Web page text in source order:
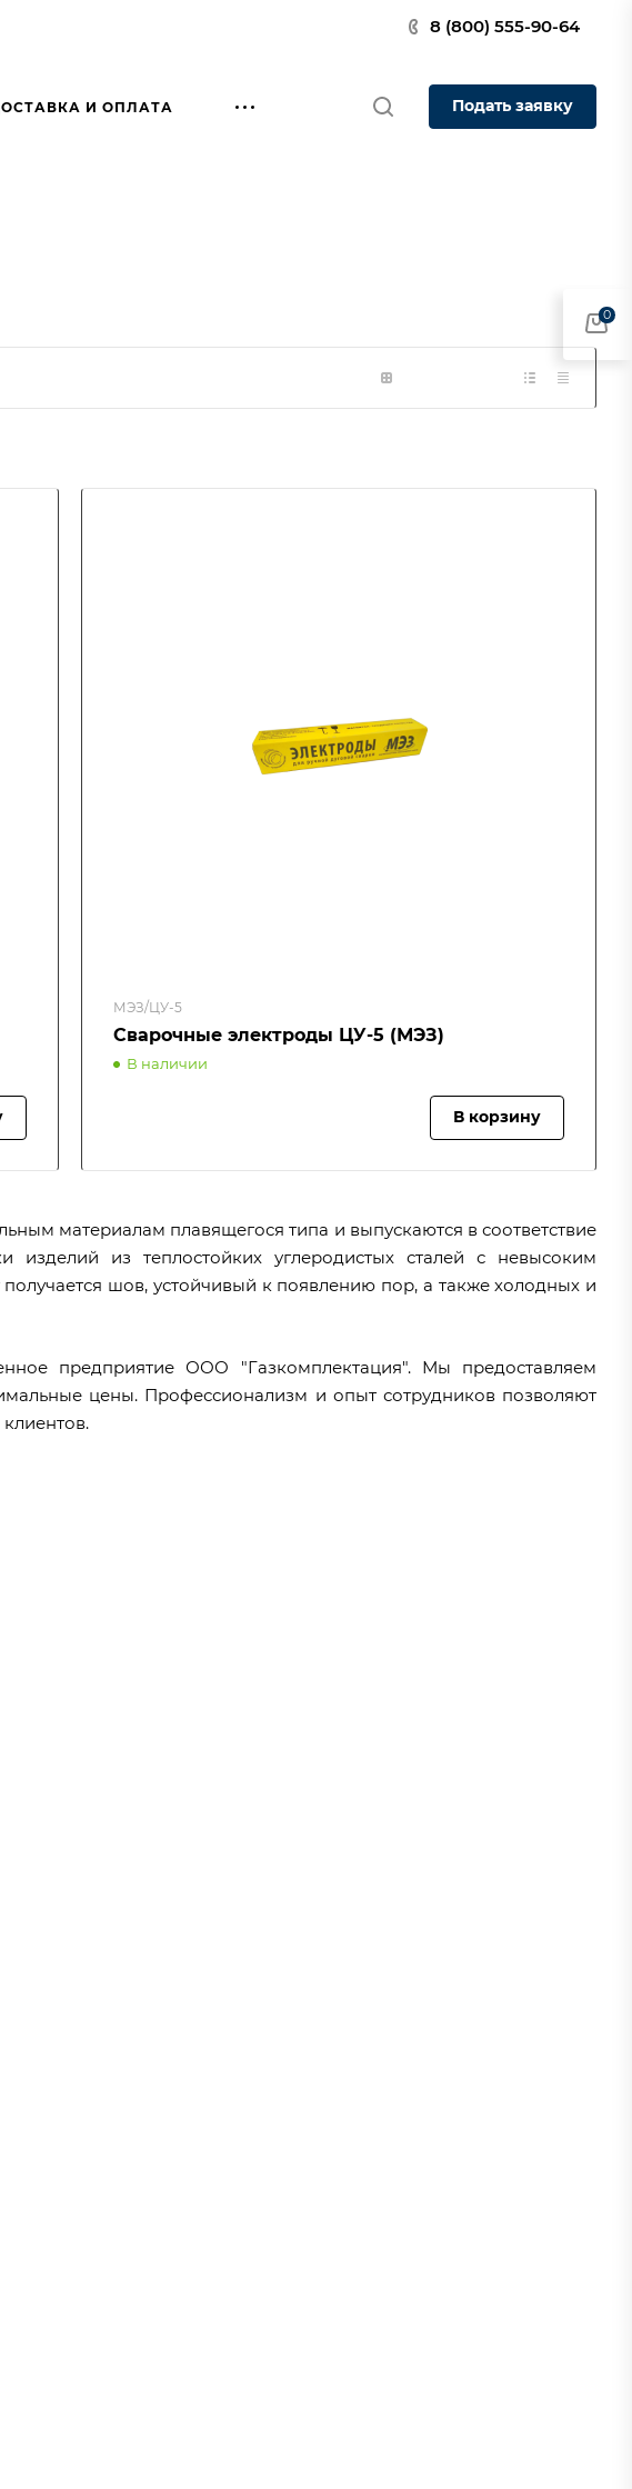
8 (800) 555-90-64
И ОПЛАТА Подать заявку
МЭЗ/ЦУ-5
Сварочные электроды ЦУ-5 (МЭЗ)
В наличии
В корзину
материалам плавящегося типа и выпускаются в соответствие
из теплостойких углеродистых сталей с невысоким
шов, устойчивый к появлению пор, а также холодных и
предприятие ООО "Газкомплектация". Мы предоставляем
цены. Профессионализм и опыт сотрудников позволяют
0